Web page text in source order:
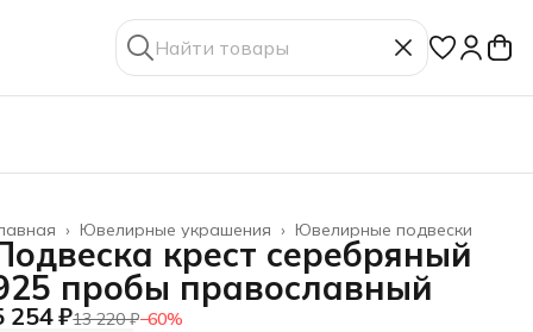
Ювелирные подвески
Ювелирные украшения ›
›
крест серебряный
пробы православный
254 ₽13 220 ₽−60%